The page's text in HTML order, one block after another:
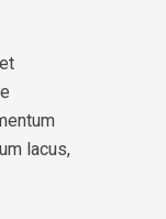
lacus,